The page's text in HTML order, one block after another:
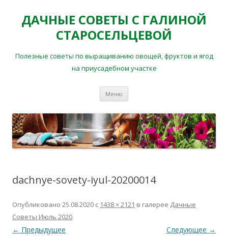
ДАЧНЫЕ СОВЕТЫ С ГАЛИНОЙ
СТАРОСЕЛЬЦЕВОЙ
Полезные советы по выращиванию овощей, фруктов и ягод
на приусадебном участке
Меню
dachnye-sovety-iyul-20200014
Опубликовано 25.08.2020 с 1438 × 2121 в галерее Дачные
Советы Июль 2020.
← Предыдущее Следующее →